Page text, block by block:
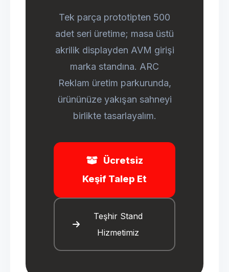
Tek parça prototipten 500
adet seri üretime; masa üstü
akrilik displayden AVM girişi
marka standına. ARC
Reklam üretim parkurunda,
ürününüze yakışan sahneyi
birlikte tasarlayalım.
Ücretsiz
Keşif Talep Et
Teşhir Stand
Hizmetimiz